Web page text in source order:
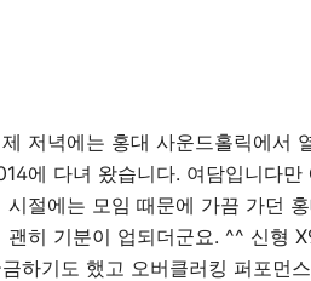
저녁에는 홍대 사운드홀릭에서
에 다녀 왔습니다. 여담입니다
시절에는 모임 때문에 가끔 가던
괜히 기분이 업되더군요. ^^ 신형
하기도 했고 오버클러킹 퍼포먼